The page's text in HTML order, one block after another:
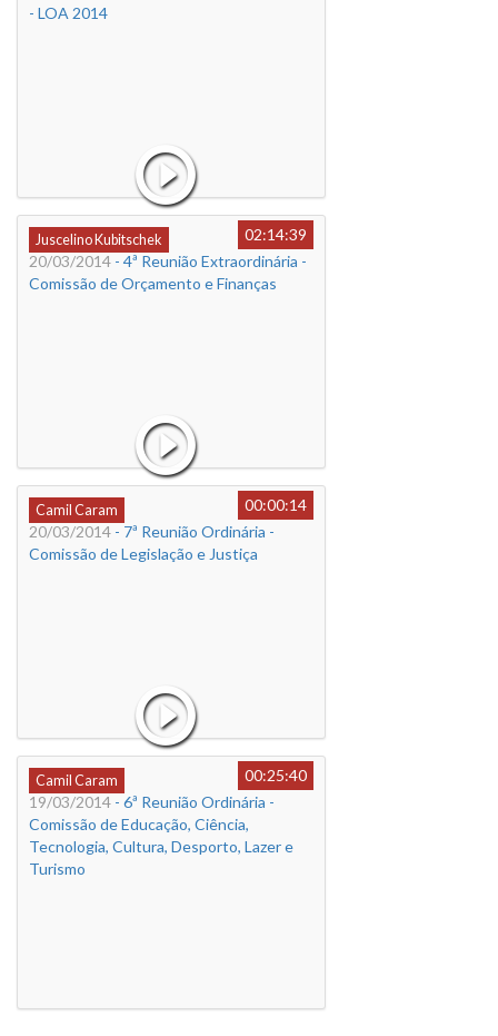
- LOA 2014
Juscelino Kubitschek
02:14:39
20/03/2014 - 4ª Reunião Extraordinária -
Comissão de Orçamento e Finanças
Camil Caram
00:00:14
20/03/2014 - 7ª Reunião Ordinária -
Comissão de Legislação e Justiça
Camil Caram
00:25:40
19/03/2014 - 6ª Reunião Ordinária -
Comissão de Educação, Ciência,
Tecnologia, Cultura, Desporto, Lazer e
Turismo